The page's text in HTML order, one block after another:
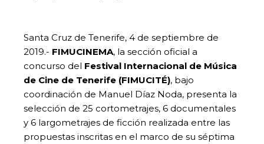
Santa Cruz de Tenerife, 4 de septiembre de
2019.- FIMUCINEMA, la sección oficial a
concurso del Festival Internacional de Música
de Cine de Tenerife (FIMUCITÉ), bajo
coordinación de Manuel Díaz Noda, presenta la
selección de 25 cortometrajes, 6 documentales
y 6 largometrajes de ficción realizada entre las
propuestas inscritas en el marco de su séptima